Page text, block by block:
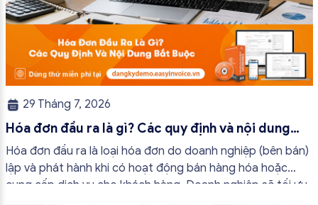
29 Tháng 7, 2026
Hóa đơn đầu ra là gì? Các quy định và nội dung
bắt buộc mới nhất
Hóa đơn đầu ra là loại hóa đơn do doanh nghiệp (bên bán)
lập và phát hành khi có hoạt động bán hàng hóa hoặc
cung cấp dịch vụ cho khách hàng. Doanh nghiệp sẽ tối ưu
quy trình vận hành và tránh được những án phạt hành